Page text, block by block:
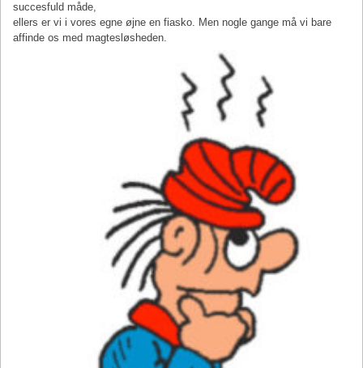
succesfuld måde,
ellers er vi i vores egne øjne en fiasko. Men nogle gange må vi bare
affinde os med magtesløsheden.